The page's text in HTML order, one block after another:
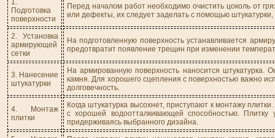
1.
Подготовка
поверхности
Перед началом работ необходимо очистить цоколь от
или дефекты, их следует заделать с помощью
2. Установка
армирующей
сетки
На подготовленную поверхность устанавливается
предотвратит появление трещин при изменении
3. Нанесение
штукатурки
На армированную поверхность наносится штукатурка.
камня. Для хорошего сцепления с поверхностью важно
долговечность.
4. Монтаж
плитки
Когда штукатурка высохнет, приступают к монтажу
с хорошей водоотталкивающей способностью.
придерживаясь выбранного дизайна.